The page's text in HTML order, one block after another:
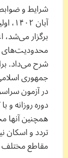
شرایط و
برگزار
محدودیت‌های
شرح می‌داد.
جمهوری
در آزمون
دوره روزانه و
همچنین آنها
تردد و اسکان
مقاطع